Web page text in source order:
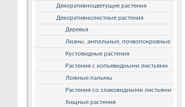
Декоративноцветущие растения
Декоративнолистные растения
Деревья
Лианы, ампельные, почвопокровные
Кустовидные растения
Растения с копьевидными листьями
Ложные пальмы
Растения со злаковидными листьями
Хищные растения